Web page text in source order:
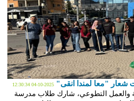
شعار "معا لمندا انقى" 2025-10-04 12:30:34
والعمل التطوعي، شارك طلاب مدرسة